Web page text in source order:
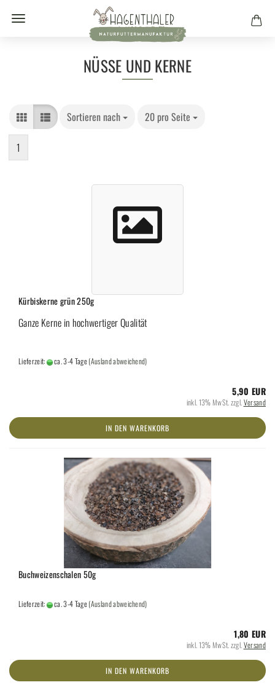
NÜSSE UND KERNE
Sortieren nach 20 pro Seite
1
Kürbiskerne grün 250g
Ganze Kerne in hochwertiger Qualität
Lieferzeit: ca. 3-4 Tage(Ausland abweichend)
5,90 EUR
inkl. 13% MwSt. zzgl.Versand
IN DEN WARENKORB
Buchweizenschalen 50g
Lieferzeit: ca. 3-4 Tage(Ausland abweichend)
1,80 EUR
inkl. 13% MwSt. zzgl.Versand
IN DEN WARENKORB